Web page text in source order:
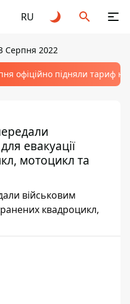
RU
Серпня 2022
офіційно підняли тариф
евакуації
мотоцикл та
військовим
квадроцикл,